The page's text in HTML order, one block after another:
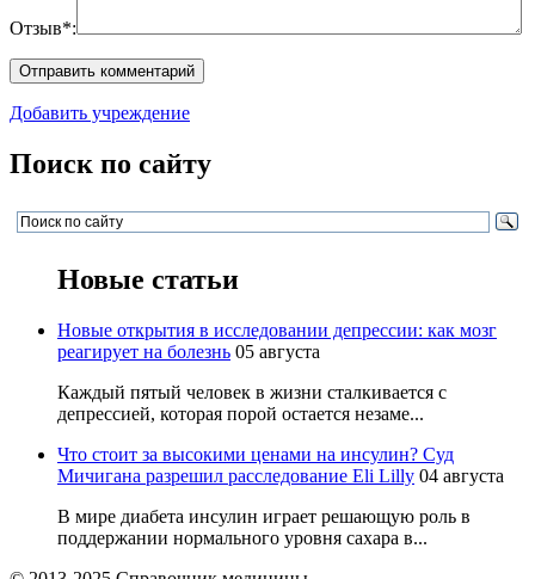
Отзыв*:
Добавить учреждение
Поиск по сайту
Новые статьи
Новые открытия в исследовании депрессии: как мозг
реагирует на болезнь 05 августа
Каждый пятый человек в жизни сталкивается с
депрессией, которая порой остается незаме...
Что стоит за высокими ценами на инсулин? Суд
Мичигана разрешил расследование Eli Lilly 04 августа
В мире диабета инсулин играет решающую роль в
поддержании нормального уровня сахара в...